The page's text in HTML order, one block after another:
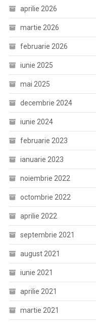
aprilie 2026
martie 2026
februarie 2026
iunie 2025
mai 2025
decembrie 2024
iunie 2024
februarie 2023
ianuarie 2023
noiembrie 2022
octombrie 2022
aprilie 2022
septembrie 2021
august 2021
iunie 2021
aprilie 2021
martie 2021